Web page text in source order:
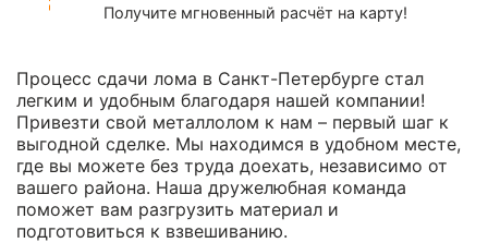
Получите мгновенный расчёт на карту!
Процесс сдачи лома в Санкт-Петербурге стал
легким и удобным благодаря нашей компании!
Привезти свой металлолом к нам – первый шаг к
выгодной сделке. Мы находимся в удобном месте,
где вы можете без труда доехать, независимо от
вашего района. Наша дружелюбная команда
поможет вам разгрузить материал и
подготовиться к взвешиванию.